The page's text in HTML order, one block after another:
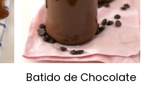
Batido de Chocolate